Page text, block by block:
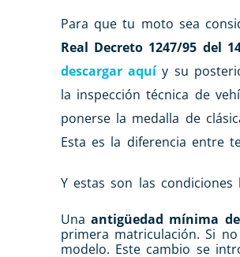
Para que tu moto sea
Real Decreto 1247/95 del
descargar aquíy su
la inspección técnica de
ponerse la medalla de
Esta es la diferencia entre
Y estas son las
Unaantigüedad mínima
primera matriculación. Si
modelo. Este cambio se